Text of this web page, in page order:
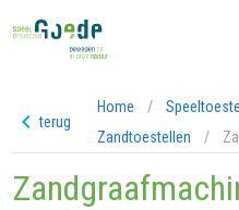
terug
Home /
Zandtoestellen
/